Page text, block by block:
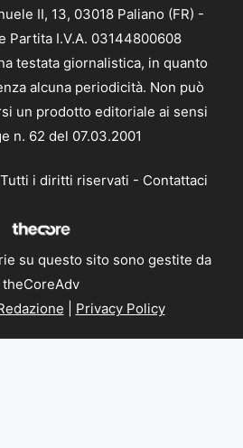
II, 13, 03018 Paliano (FR) -
Partita I.V.A. 03144800608
testata giornalistica, in quanto
alcuna periodicità. Non può
un prodotto editoriale ai sensi
n. 62 del 07.03.2001
i diritti riservati - Contattaci
su questo sito sono gestite da
theCoreAdv
Privacy Policy